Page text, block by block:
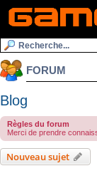
FORUM
Blog
Règles du forum
Merci de prendre
Nouveau sujet